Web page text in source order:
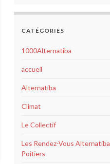
CATÉGORIES
1000Alternatiba
accueil
Alternatiba
Climat
Le Collectif
Les Rendez-Vous Alternatiba
Poitiers